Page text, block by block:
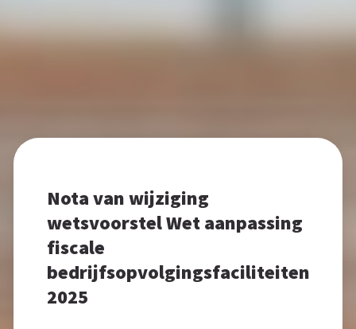
Nota van wijziging
wetsvoorstel Wet aanpassing
fiscale
bedrijfsopvolgingsfaciliteiten
2025